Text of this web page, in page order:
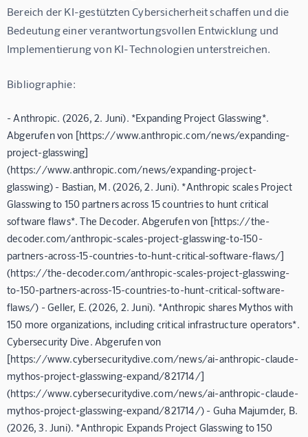
Bereich der KI-gestützten Cybersicherheit schaffen und die
Bedeutung einer verantwortungsvollen Entwicklung und
Implementierung von KI-Technologien unterstreichen.
Bibliographie:
- Anthropic. (2026, 2. Juni). *Expanding Project Glasswing*.
Abgerufen von [https://www.anthropic.com/news/expanding-
project-glasswing]
(https://www.anthropic.com/news/expanding-project-
glasswing) - Bastian, M. (2026, 2. Juni). *Anthropic scales Project
Glasswing to 150 partners across 15 countries to hunt critical
software flaws*. The Decoder. Abgerufen von [https://the-
decoder.com/anthropic-scales-project-glasswing-to-150-
partners-across-15-countries-to-hunt-critical-software-flaws/]
(https://the-decoder.com/anthropic-scales-project-glasswing-
to-150-partners-across-15-countries-to-hunt-critical-software-
flaws/) - Geller, E. (2026, 2. Juni). *Anthropic shares Mythos with
150 more organizations, including critical infrastructure operators*.
Cybersecurity Dive. Abgerufen von
[https://www.cybersecuritydive.com/news/ai-anthropic-claude-
mythos-project-glasswing-expand/821714/]
(https://www.cybersecuritydive.com/news/ai-anthropic-claude-
mythos-project-glasswing-expand/821714/) - Guha Majumder, B.
(2026, 3. Juni). *Anthropic Expands Project Glasswing to 150